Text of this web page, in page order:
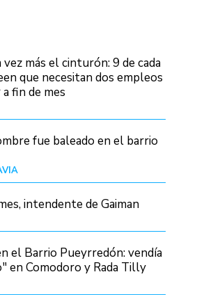
vez más el cinturón: 9 de cada
que necesitan dos empleos
fin de mes
fue baleado en el barrio
intendente de Gaiman
el Barrio Pueyrredón: vendía
en Comodoro y Rada Tilly